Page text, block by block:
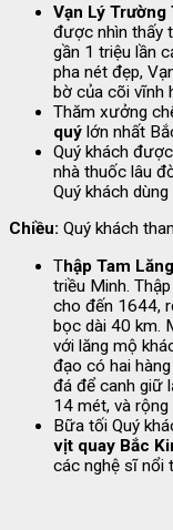
Vạn Lý Trường
được nhìn thấy
gần 1 triệu lần
pha nét đẹp,
bờ của cõi vĩnh
Thăm xưởng
quý lớn nhất
Quý khách
nhà thuốc lâu
Quý khách
Chiều: Quý khách
Thập Tam
triều Minh.
cho đến 1644,
bọc dài 40 km.
với lăng mộ
đạo có hai
đá để canh giữ
14 mét, và rộng
Bữa tối Quý
vịt quay Bắc
các nghệ sĩ nổi